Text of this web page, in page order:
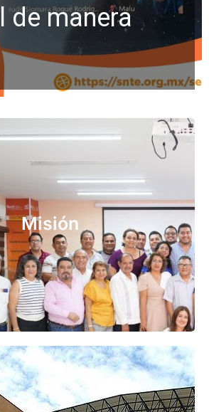
de manera
Misión
y reivindicar los derechos
de los trabajadores de la
desde nuestro ámbito, con
e inspiración, una educación
calidad con estricto apego al
filosófico del Artículo 3o
Constitucional.